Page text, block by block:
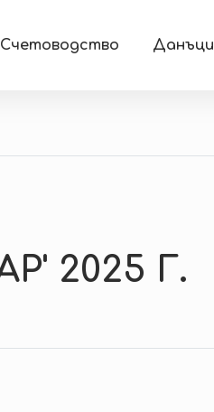
Счетоводство Данъци
2025 Г.